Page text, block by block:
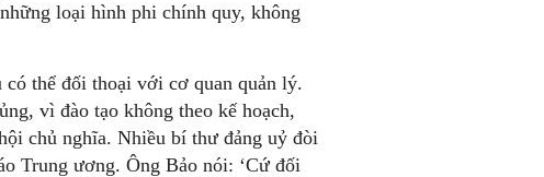
loại hình phi chính quy, không
thể đối thoại với cơ quan quản lý.
vì đào tạo không theo kế hoạch,
chủ nghĩa. Nhiều bí thư đảng uỷ đòi
Trung ương. Ông Bảo nói: ‘Cứ đối